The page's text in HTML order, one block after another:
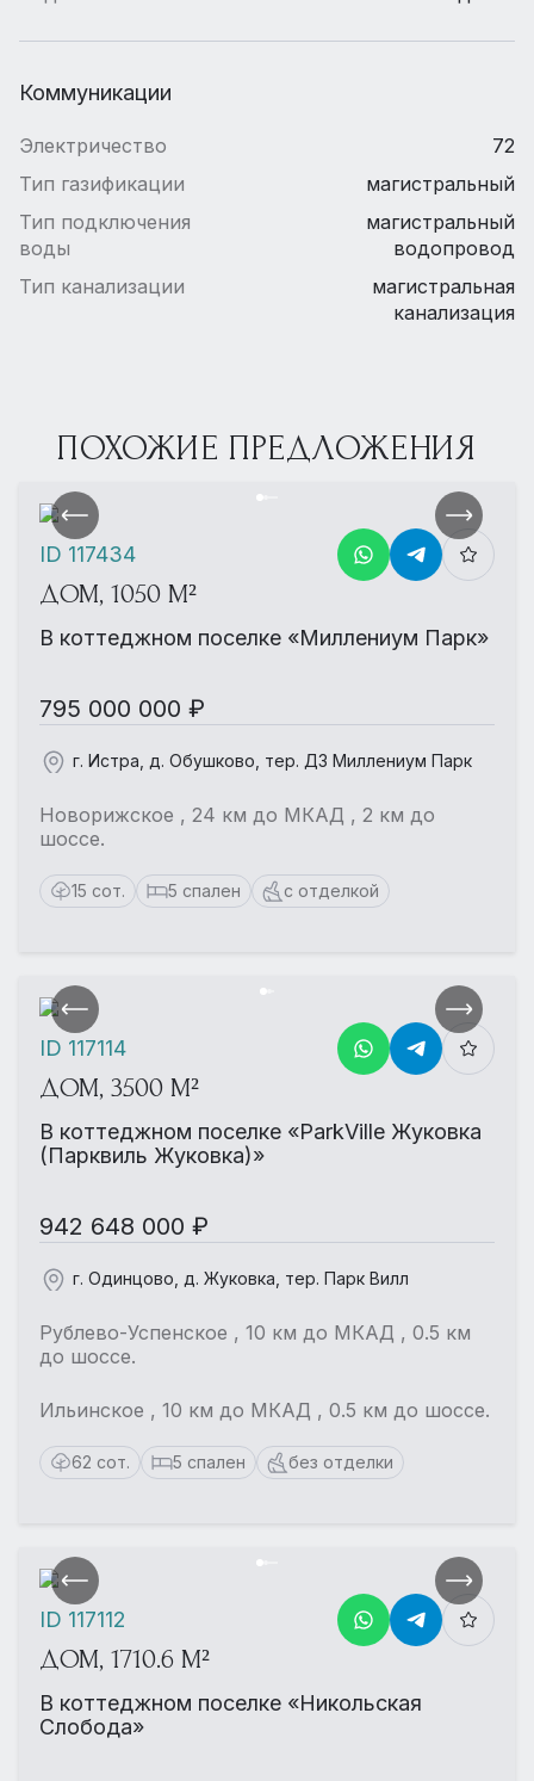
Коммуникации
Электричество
72
Тип газификации
магистральный
Тип подключения
воды
магистральный
водопровод
Тип канализации
магистральная
канализация
ПОХОЖИЕ ПРЕДЛОЖЕНИЯ
ДОМ, 1050 М²
В коттеджном поселке «Миллениум Парк»
795 000 000 ₽
г. Истра, д. Обушково, тер. ДЗ Миллениум Парк
Новорижское , 24 км до МКАД , 2 км до
шоссе.
15 сот. 5 спален с отделкой
ID 117434
ДОМ, 3500 М²
В коттеджном поселке «ParkVille Жуковка
(Парквиль Жуковка)»
942 648 000 ₽
г. Одинцово, д. Жуковка, тер. Парк Вилл
Рублево-Успенское , 10 км до МКАД , 0.5 км
до шоссе.
Ильинское , 10 км до МКАД , 0.5 км до шоссе.
62 сот. 5 спален без отделки
ID 117114
ДОМ, 1710.6 М²
В коттеджном поселке «Никольская
Слобода»
ID 117112